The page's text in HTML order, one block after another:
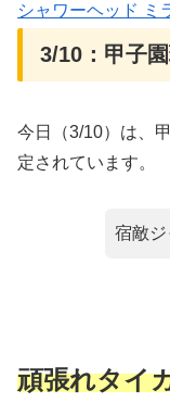
シャワーヘッド ミ
3/10：甲子
今日（3/10）は、
定されています。
宿敵ジ
頑張れタイ